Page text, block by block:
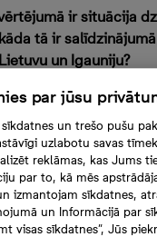
ir situācija
tā ir
un Igauniju?
Igaunijas un
vēl neesam
apstākļi. Igaunijā
platību tirgus ir ļoti
ir lielāki, gan arī
un dzīvokļiem.
- 2016.gadā bijām
par jūsu
un trešo pušu
uzlabotu savas
reklāmas, kas Jums
par to, kā mēs
izmantojam sīkdatnes,
un Informācijā par
visas sīkdatnes”, Jūs